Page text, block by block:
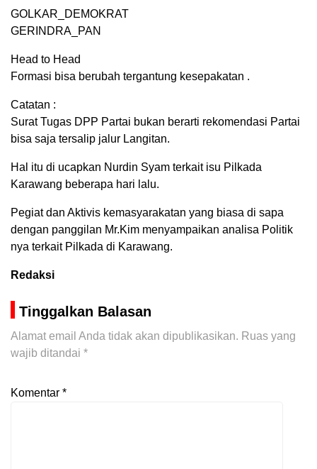
GOLKAR_DEMOKRAT
GERINDRA_PAN
Head to Head
Formasi bisa berubah tergantung kesepakatan .
Catatan :
Surat Tugas DPP Partai bukan berarti rekomendasi Partai
bisa saja tersalip jalur Langitan.
Hal itu di ucapkan Nurdin Syam terkait isu Pilkada
Karawang beberapa hari lalu.
Pegiat dan Aktivis kemasyarakatan yang biasa di sapa
dengan panggilan Mr.Kim menyampaikan analisa Politik
nya terkait Pilkada di Karawang.
Redaksi
Tinggalkan Balasan
Alamat email Anda tidak akan dipublikasikan. Ruas yang
wajib ditandai *
Komentar *